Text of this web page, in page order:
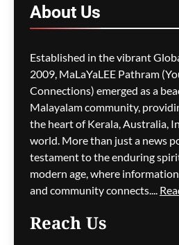
M5
മാലിന്യ
ഗീത ദാസ്‌
About Us
Established in the vibrant
2009, MaLaYaLEE Pathram
Connections) emerged as a
Malayalam community,
the heart of Kerala, Australia,
world. More than just a news
testament to the enduring
modern age, where
and community connects....
Reach Us